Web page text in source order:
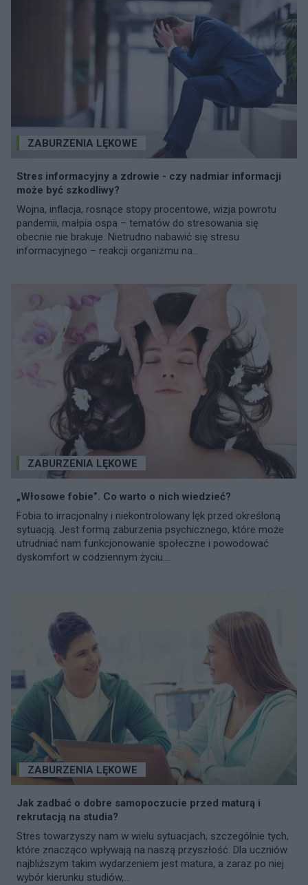
ZABURZENIA LĘKOWE
Stres informacyjny a zdrowie - czy nadmiar informacji
może być szkodliwy?
Wojna, inflacja, rosnące stopy procentowe, wizja powrotu
pandemii, małpia ospa – tematów do stresowania się
obecnie nie brakuje. Nietrudno nabawić się stresu
informacyjnego – reakcji organizmu na...
ZABURZENIA LĘKOWE
„Włosowe fobie”. Co warto o nich wiedzieć?
Fobia to irracjonalny i niekontrolowany lęk przed określoną
sytuacją. Jest formą zaburzenia psychicznego, które może
utrudniać nam funkcjonowanie społeczne i powodować
dyskomfort w codziennym życiu....
ZABURZENIA LĘKOWE
Jak zadbać o dobre samopoczucie przed maturą i
rekrutacją na studia?
Stres towarzyszy nam w wielu sytuacjach, szczególnie tych,
które znacząco wpływają na naszą przyszłość. Dla uczniów
najbliższym takim wydarzeniem jest matura, a zaraz po niej
wybór kierunku studiów,...